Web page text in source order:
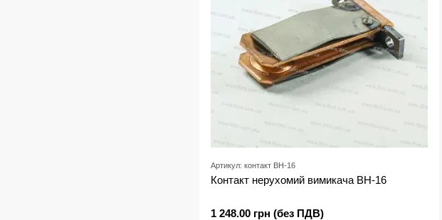
Артикул: контакт ВН-16
Контакт нерухомий вимикача ВН-16
1 248.00 грн (без ПДВ)